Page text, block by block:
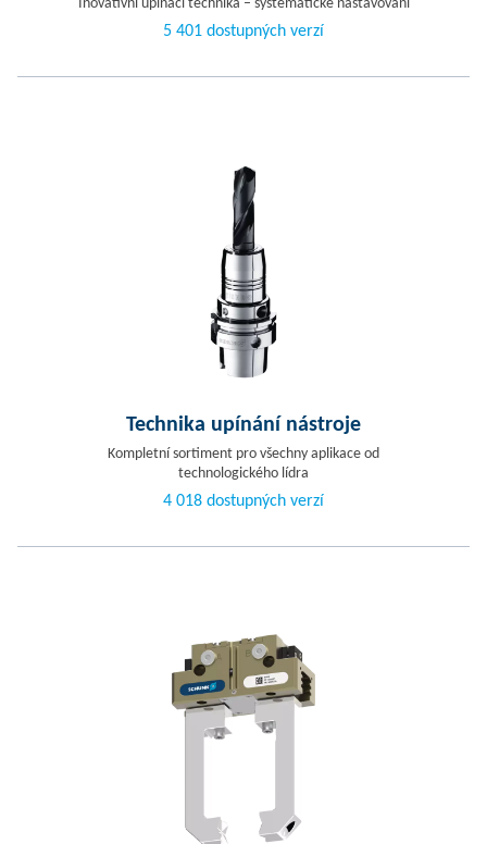
Inovativní upínací technika – systematické nastavování
5 401 dostupných verzí
Technika upínání nástroje
Kompletní sortiment pro všechny aplikace od
technologického lídra
4 018 dostupných verzí